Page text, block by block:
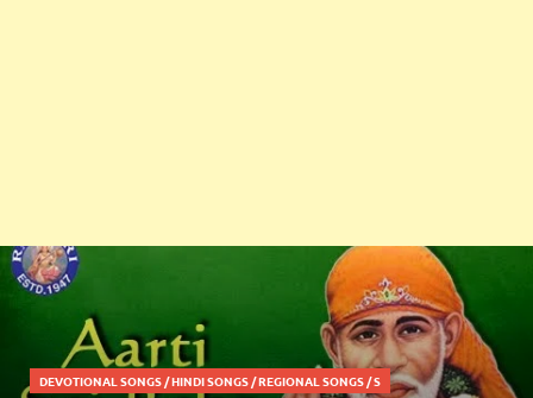
DEVOTIONAL SONGS /HINDI SONGS /REGIONAL SONGS /S